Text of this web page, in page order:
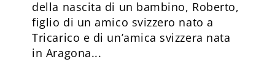
della nascita di un bambino, Roberto,
figlio di un amico svizzero nato a
Tricarico e di un’amica svizzera nata
in Aragona...